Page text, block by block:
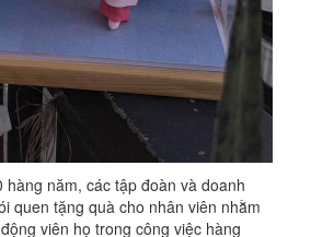
hàng năm, các tập đoàn và doanh
quen tặng quà cho nhân viên nhằm
viên họ trong công việc hàng